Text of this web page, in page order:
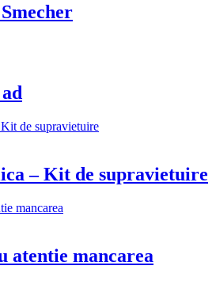
– Kit de supravietuire
atentie mancarea